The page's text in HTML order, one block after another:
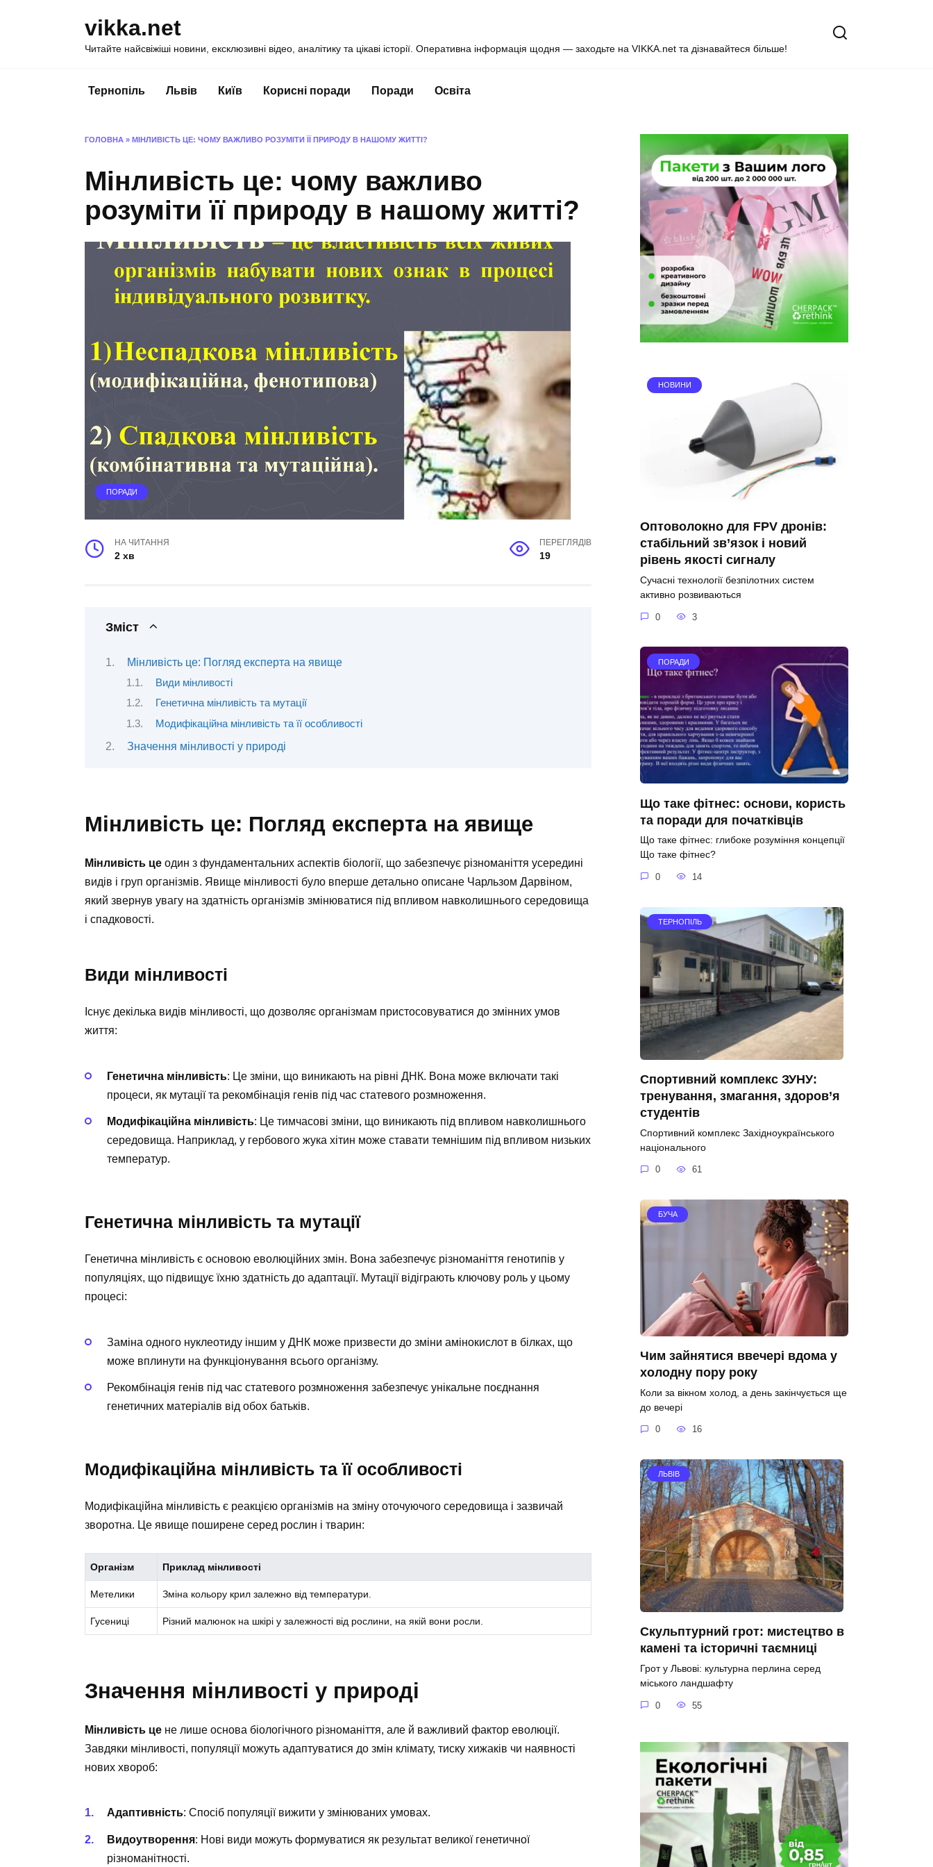
vikka.net
Читайте найсвіжіші новини, ексклюзивні відео, аналітику та цікаві історії. Оперативна інформація щодня — заходьте на VIKKA.net та дізнавайтеся більше!
Тернопіль Львів Київ Корисні поради Поради Освіта
ГОЛОВНА » МІНЛИВІСТЬ ЦЕ: ЧОМУ ВАЖЛИВО РОЗУМІТИ ЇЇ ПРИРОДУ В НАШОМУ ЖИТТІ?
Мінливість це: чому важливо
розуміти її природу в нашому житті?
ПОРАДИ
НА ЧИТАННЯ
2 хв
ПЕРЕГЛЯДІВ
19
Зміст
Мінливість це: Погляд експерта на явище
Види мінливості
Генетична мінливість та мутації
Модифікаційна мінливість та її особливості
Значення мінливості у природі
Мінливість це: Погляд експерта на явище
Мінливість це один з фундаментальних аспектів біології, що забезпечує різноманіття усередині
видів і груп організмів. Явище мінливості було вперше детально описане Чарльзом Дарвіном,
який звернув увагу на здатність організмів змінюватися під впливом навколишнього середовища
і спадковості.
Види мінливості
Існує декілька видів мінливості, що дозволяє організмам пристосовуватися до змінних умов
життя:
Генетична мінливість: Це зміни, що виникають на рівні ДНК. Вона може включати такі
процеси, як мутації та рекомбінація генів під час статевого розмноження.
Модифікаційна мінливість: Це тимчасові зміни, що виникають під впливом навколишнього
середовища. Наприклад, у гербового жука хітин може ставати темнішим під впливом низьких
температур.
Генетична мінливість та мутації
Генетична мінливість є основою еволюційних змін. Вона забезпечує різноманіття генотипів у
популяціях, що підвищує їхню здатність до адаптації. Мутації відіграють ключову роль у цьому
процесі:
Заміна одного нуклеотиду іншим у ДНК може призвести до зміни амінокислот в білках, що
може вплинути на функціонування всього організму.
Рекомбінація генів під час статевого розмноження забезпечує унікальне поєднання
генетичних матеріалів від обох батьків.
Модифікаційна мінливість та її особливості
Модифікаційна мінливість є реакцією організмів на зміну оточуючого середовища і зазвичай
зворотна. Це явище поширене серед рослин і тварин:
Організм Приклад мінливості
Метелики Зміна кольору крил залежно від температури.
Гусениці Різний малюнок на шкірі у залежності від рослини, на якій вони росли.
Значення мінливості у природі
Мінливість це не лише основа біологічного різноманіття, але й важливий фактор еволюції.
Завдяки мінливості, популяції можуть адаптуватися до змін клімату, тиску хижаків чи наявності
нових хвороб:
Адаптивність: Спосіб популяції вижити у змінюваних умовах.
Видоутворення: Нові види можуть формуватися як результат великої генетичної
різноманітності.
НОВИНИ
Оптоволокно для FPV дронів:
стабільний зв’язок і новий
рівень якості сигналу
Сучасні технології безпілотних систем
активно розвиваються
0 3
ПОРАДИ
Що таке фітнес: основи, користь
та поради для початківців
Що таке фітнес: глибоке розуміння концепції
Що таке фітнес?
0 14
ТЕРНОПІЛЬ
Спортивний комплекс ЗУНУ:
тренування, змагання, здоров’я
студентів
Спортивний комплекс Західноукраїнського
національного
0 61
БУЧА
Чим зайнятися ввечері вдома у
холодну пору року
Коли за вікном холод, а день закінчується ще
до вечері
0 16
ЛЬВІВ
Скульптурний грот: мистецтво в
камені та історичні таємниці
Грот у Львові: культурна перлина серед
міського ландшафту
0 55